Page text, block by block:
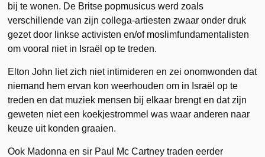
bij te wonen. De Britse popmusicus werd zoals
verschillende van zijn collega-artiesten zwaar onder druk
gezet door linkse activisten en/of moslimfundamentalisten
om vooral niet in Israël op te treden.
Elton John liet zich niet intimideren en zei onomwonden dat
niemand hem ervan kon weerhouden om in Israël op te
treden en dat muziek mensen bij elkaar brengt en dat zijn
geweten niet een koekjestrommel was waar anderen naar
keuze uit konden graaien.
Ook Madonna en sir Paul Mc Cartney traden eerder